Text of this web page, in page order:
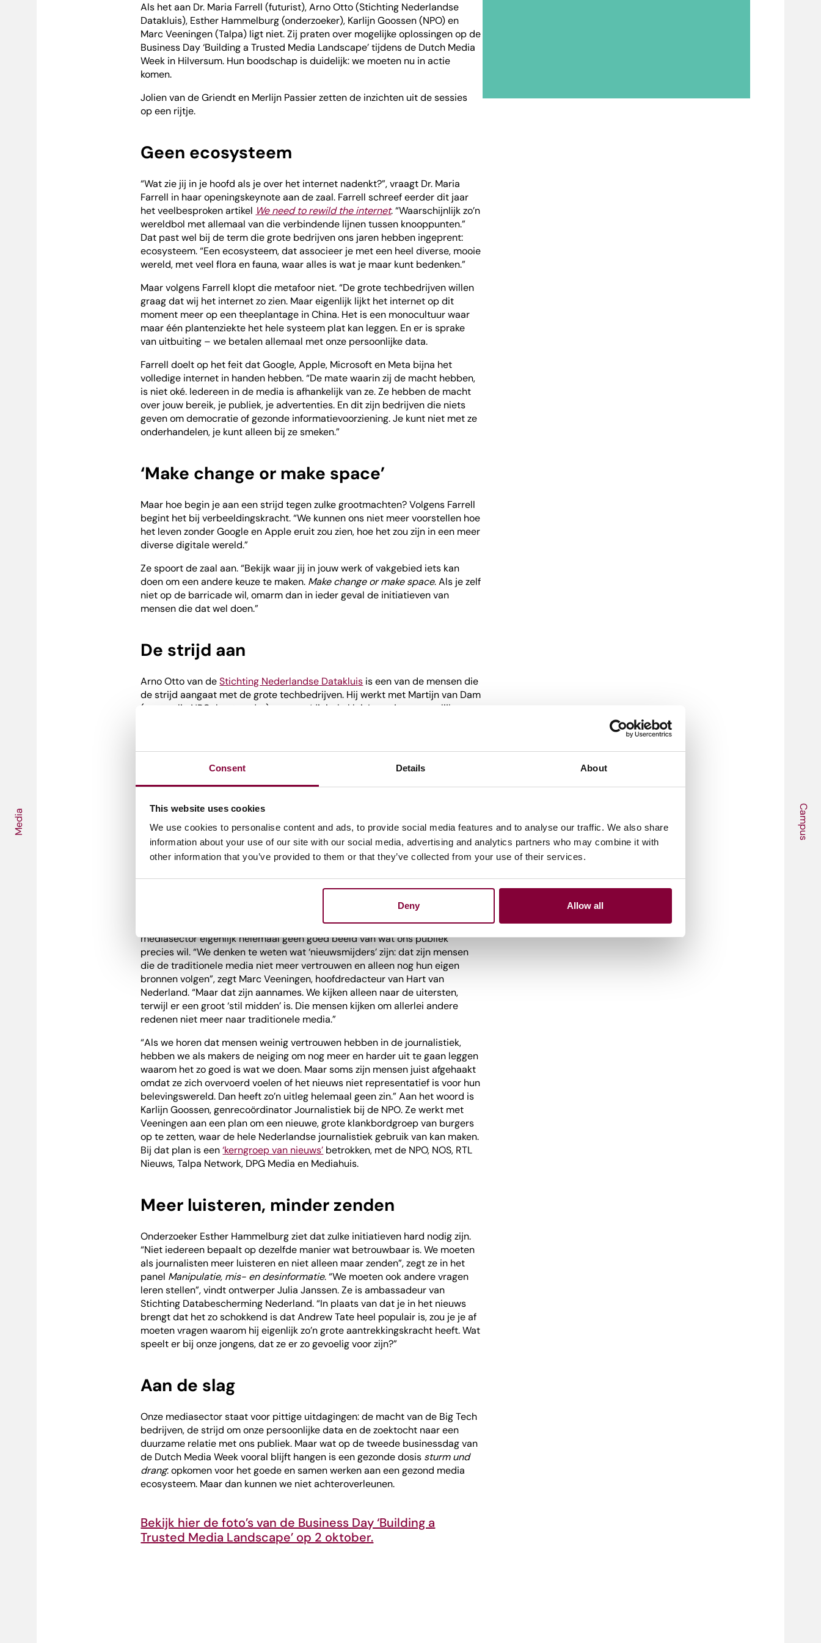
Consent Details About
This website uses cookies
We use cookies to personalise content and ads, to provide social media features and to analyse our traffic. We also share
information about your use of our site with our social media, advertising and analytics partners who may combine it with
other information that you’ve provided to them or that they’ve collected from your use of their services.
Deny Allow all
Media Campus
Als het aan Dr. Maria Farrell (futurist), Arno Otto (Stichting Nederlandse
Datakluis), Esther Hammelburg (onderzoeker), Karlijn Goossen (NPO) en
Marc Veeningen (Talpa) ligt niet. Zij praten over mogelijke oplossingen op de
Business Day ‘Building a Trusted Media Landscape’ tijdens de Dutch Media
Week in Hilversum. Hun boodschap is duidelijk: we moeten nu in actie
komen.
Jolien van de Griendt en Merlijn Passier zetten de inzichten uit de sessies
op een rijtje.
Geen ecosysteem
“Wat zie jij in je hoofd als je over het internet nadenkt?”, vraagt Dr. Maria
Farrell in haar openingskeynote aan de zaal. Farrell schreef eerder dit jaar
het veelbesproken artikel We need to rewild the internet. “Waarschijnlijk zo’n
wereldbol met allemaal van die verbindende lijnen tussen knooppunten.”
Dat past wel bij de term die grote bedrijven ons jaren hebben ingeprent:
ecosysteem. “Een ecosysteem, dat associeer je met een heel diverse, mooie
wereld, met veel flora en fauna, waar alles is wat je maar kunt bedenken.”
Maar volgens Farrell klopt die metafoor niet. “De grote techbedrijven willen
graag dat wij het internet zo zien. Maar eigenlijk lijkt het internet op dit
moment meer op een theeplantage in China. Het is een monocultuur waar
maar één plantenziekte het hele systeem plat kan leggen. En er is sprake
van uitbuiting – we betalen allemaal met onze persoonlijke data.
Farrell doelt op het feit dat Google, Apple, Microsoft en Meta bijna het
volledige internet in handen hebben. “De mate waarin zij de macht hebben,
is niet oké. Iedereen in de media is afhankelijk van ze. Ze hebben de macht
over jouw bereik, je publiek, je advertenties. En dit zijn bedrijven die niets
geven om democratie of gezonde informatievoorziening. Je kunt niet met ze
onderhandelen, je kunt alleen bij ze smeken.”
‘Make change or make space’
Maar hoe begin je aan een strijd tegen zulke grootmachten? Volgens Farrell
begint het bij verbeeldingskracht. “We kunnen ons niet meer voorstellen hoe
het leven zonder Google en Apple eruit zou zien, hoe het zou zijn in een meer
diverse digitale wereld.”
Ze spoort de zaal aan. “Bekijk waar jij in jouw werk of vakgebied iets kan
doen om een andere keuze te maken. Make change or make space. Als je zelf
niet op de barricade wil, omarm dan in ieder geval de initiatieven van
mensen die dat wel doen.”
De strijd aan
Arno Otto van deStichting Nederlandse Datakluis is een van de mensen die
de strijd aangaat met de grote techbedrijven. Hij werkt met Martijn van Dam
(voormalig NPO-bestuurder) aan een ‘digitale kluis’ voor je persoonlijke
sites van veel verschillende Nederlandse media inloggen: de NPO, RTL, Hart
van Nederland en Shownieuws doen in ieder geval mee aan onze pilot. Bij
kunnen we ze enthousiast maken over hoe ze hun persoonlijke data kunnen
beheren en beschermen.” Depilotgaat binnenkort van start. “Zo kunnen
onze eigen mediabedrijven meer te weten komen over het gedrag van hun
gebruikers, mét toestemming.”
We weten meer niet dan wel
En meer te weten komen, dat is hard nodig. Want we hebben in de
mediasector eigenlijk helemaal geen goed beeld van wat ons publiek
precies wil. “We denken te weten wat ‘nieuwsmijders’ zijn: dat zijn mensen
die de traditionele media niet meer vertrouwen en alleen nog hun eigen
bronnen volgen”, zegt Marc Veeningen, hoofdredacteur van Hart van
Nederland. “Maar dat zijn aannames. We kijken alleen naar de uitersten,
terwijl er een groot ‘stil midden’ is. Die mensen kijken om allerlei andere
redenen niet meer naar traditionele media.”
“Als we horen dat mensen weinig vertrouwen hebben in de journalistiek,
hebben we als makers de neiging om nog meer en harder uit te gaan leggen
waarom het zo goed is wat we doen. Maar soms zijn mensen juist afgehaakt
omdat ze zich overvoerd voelen of het nieuws niet representatief is voor hun
belevingswereld. Dan heeft zo’n uitleg helemaal geen zin.” Aan het woord is
Karlijn Goossen, genrecoördinator Journalistiek bij de NPO. Ze werkt met
Veeningen aan een plan om een nieuwe, grote klankbordgroep van burgers
op te zetten, waar de hele Nederlandse journalistiek gebruik van kan maken.
Bij dat plan is een‘kerngroep van nieuws’ betrokken, met de NPO, NOS, RTL
Nieuws, Talpa Network, DPG Media en Mediahuis.
Meer luisteren, minder zenden
Onderzoeker Esther Hammelburg ziet dat zulke initiatieven hard nodig zijn.
“Niet iedereen bepaalt op dezelfde manier wat betrouwbaar is. We moeten
als journalisten meer luisteren en niet alleen maar zenden”, zegt ze in het
panel Manipulatie, mis- en desinformatie. “We moeten ook andere vragen
leren stellen”, vindt ontwerper Julia Janssen. Ze is ambassadeur van
Stichting Databescherming Nederland. “In plaats van dat je in het nieuws
brengt dat het zo schokkend is dat Andrew Tate heel populair is, zou je je af
moeten vragen waarom hij eigenlijk zo’n grote aantrekkingskracht heeft. Wat
speelt er bij onze jongens, dat ze er zo gevoelig voor zijn?”
Aan de slag
Onze mediasector staat voor pittige uitdagingen: de macht van de Big Tech
bedrijven, de strijd om onze persoonlijke data en de zoektocht naar een
duurzame relatie met ons publiek. Maar wat op de tweede businessdag van
de Dutch Media Week vooral blijft hangen is een gezonde dosis sturm und
drang: opkomen voor het goede en samen werken aan een gezond media
ecosysteem. Maar dan kunnen we niet achteroverleunen.
Bekijk hier de foto’s van de Business Day ‘Building a
Trusted Media Landscape’ op 2 oktober.